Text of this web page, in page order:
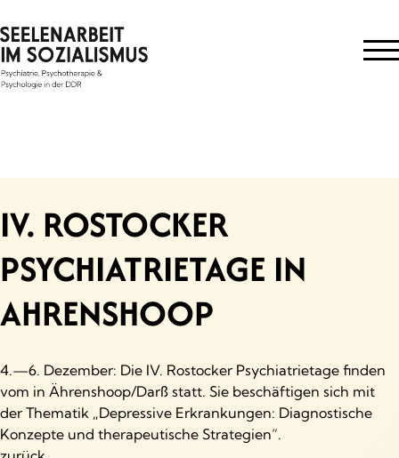
to
content
IV. ROSTOCKER
PSYCHIATRIETAGE IN
AHRENSHOOP
4.—6. Dezember: Die IV. Rostocker Psychiatrietage finden
vom in Ährenshoop/Darß statt. Sie beschäftigen sich mit
der Thematik „Depressive Erkrankungen: Diagnostische
Konzepte und therapeutische Strategien“.